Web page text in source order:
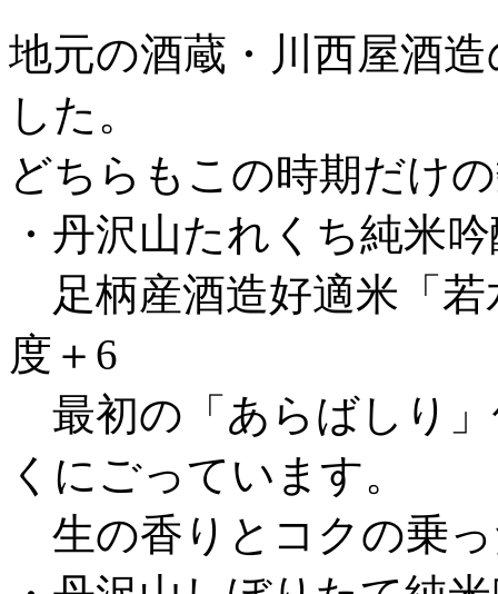
地元の酒蔵・川西屋酒
した。
どちらもこの時期だけ
・丹沢山たれくち純米
足柄産酒造好適米「
度＋6
最初の「あらばしり
くにごっています。
生の香りとコクの乗